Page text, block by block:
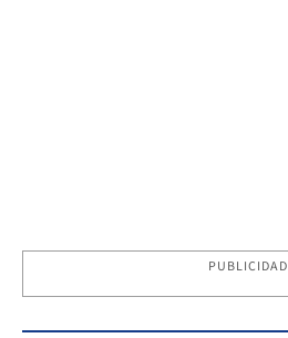
PUBLICIDAD